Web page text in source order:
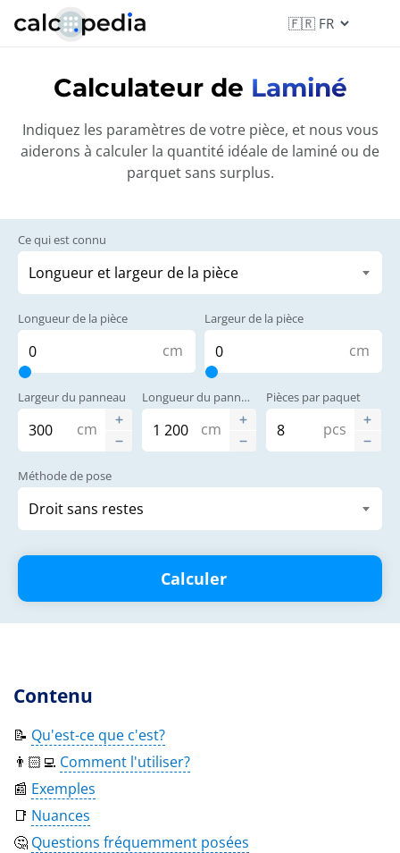
Calculateur de Laminé
Indiquez les paramètres de votre pièce, et nous vous
aiderons à calculer la quantité idéale de laminé ou de
parquet sans surplus.
Ce qui est connu
Longueur de la pièce
cm
Largeur de la pièce
cm
Largeur du panneau
cm
Longueur du panneau
cm
Pièces par paquet
pcs
Méthode de pose
Calculer
Contenu
📝 Qu'est-ce que c'est?
👨🏻‍💻 Comment l'utiliser?
📰 Exemples
📑 Nuances
🤔 Questions fréquemment posées